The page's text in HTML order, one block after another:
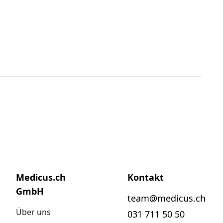
Medicus.ch
GmbH
Über uns
Kontakt
team@medicus.ch
031 711 50 50